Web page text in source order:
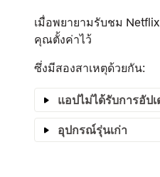
เมื่อพยายามรับชม
คุณตั้งค่าไว้
ซึ่งมีสองสาเหตุด้วยกัน:
แอปไม่ได้รับการอัปเ
อุปกรณ์รุ่นเก่า